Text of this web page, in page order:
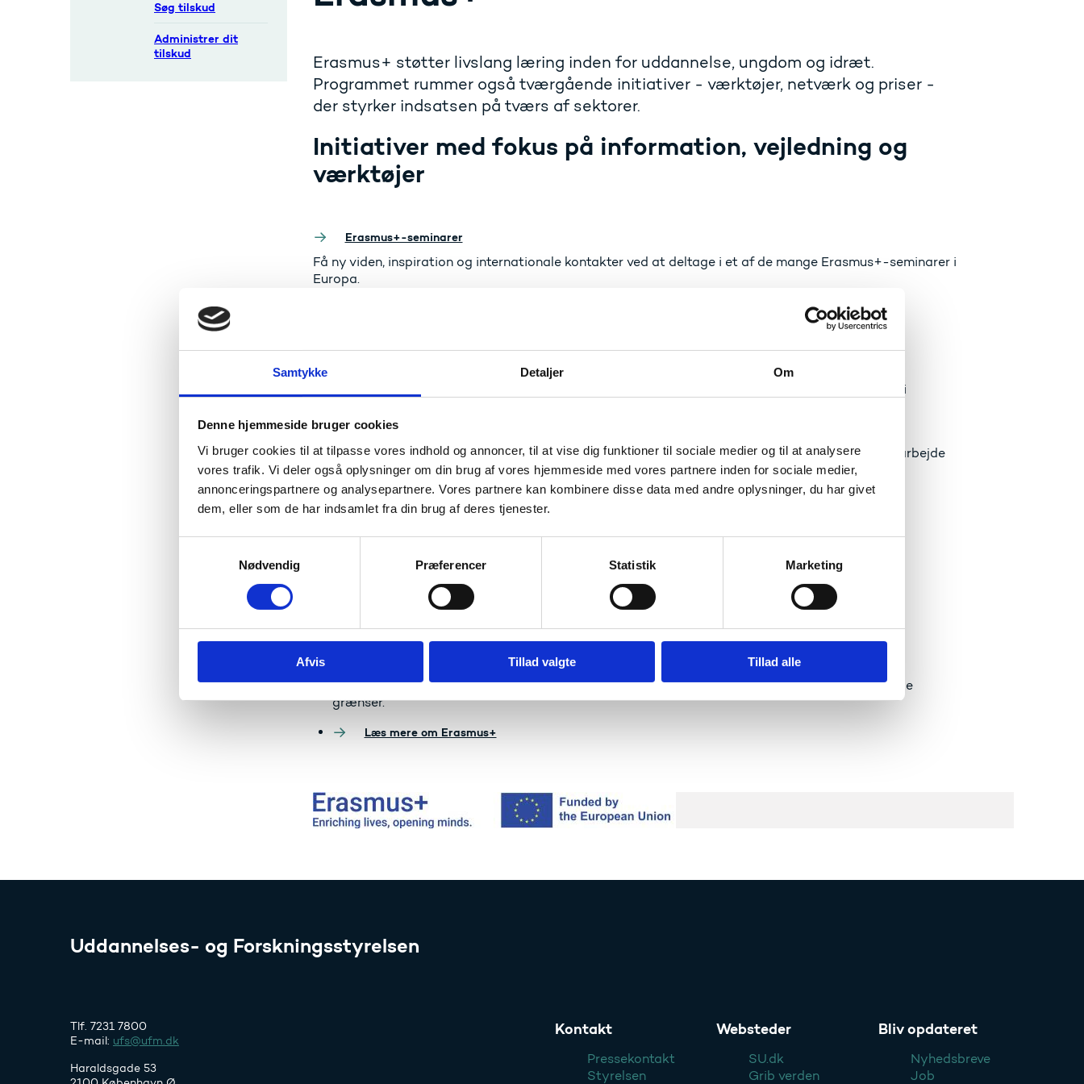
Samtykke Detaljer Om
Denne hjemmeside bruger cookies
Vi bruger cookies til at tilpasse vores indhold og annoncer, til at vise dig funktioner til sociale medier og til at analysere
vores trafik. Vi deler også oplysninger om din brug af vores hjemmeside med vores partnere inden for sociale medier,
annonceringspartnere og analysepartnere. Vores partnere kan kombinere disse data med andre oplysninger, du har givet
dem, eller som de har indsamlet fra din brug af deres tjenester.
v
Nødvendig Præferencer Statistik Marketing
Afvis Tillad valgte Tillad alle
Søg tilskud
Administrer dit
tilskud
Erasmus+ støtter livslang læring inden for uddannelse, ungdom og idræt.
Programmet rummer også tværgående initiativer - værktøjer, netværk og priser -
der styrker indsatsen på tværs af sektorer.
Initiativer med fokus på information, vejledning og
værktøjer
Erasmus+-seminarer
Få ny viden, inspiration og internationale kontakter ved at deltage i et af de mange Erasmus+-seminarer i
Europa.
Et digitalt værktøj, der hjælper borgere med at præsentere deres kompetencer og planlægge
Et europæisk netværk, der støtter vejledere og fremmer kvalitet og den internationale dimension i
Et informationsnetværk, der formidler muligheder for unge i Europa - fx udlandsophold, frivilligt arbejde
og uddannelsesprogrammer.
Youth Wiki
Et online opslagsværk, der giver indsigt i ungdomspolitikker i de europæiske lande.
Priser til innovative projekter støttet af Erasmus+
European Innovative Teaching Award (EITA-prisen)
Hylder innovative undervisningsprojekter og inspirerer til udvikling på uddannelsesområdet.
Den europæiske sprogpris (The European Language Label)
Belønner nytænkende sprogprojekter og motiverer til læring på tværs af sproglige og kulturelle
grænser.
Læs mere om Erasmus+
Uddannelses- og Forskningsstyrelsen
Tlf. 7231 7800
E-mail: ufs@ufm.dk
Haraldsgade 53
Kontakt
Pressekontakt
Styrelsen
Websteder
SU.dk
Grib verden
Bliv opdateret
Nyhedsbreve
Job